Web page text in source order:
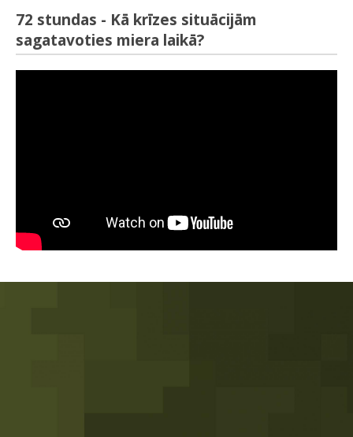
72 stundas - Kā krīzes situācijām
sagatavoties miera laikā?